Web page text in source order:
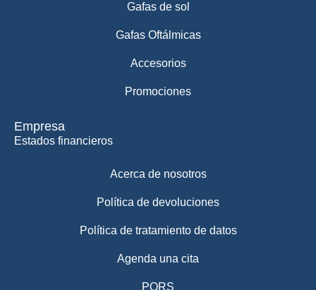
Gafas de sol
Gafas Oftálmicas
Accesorios
Promociones
Empresa
Estados financieros
Acerca de nosotros
Política de devoluciones
Política de tratamiento de datos
Agenda una cita
PQRS